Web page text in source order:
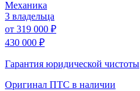
Механика
3 владельца
от 319 000 ₽
430 000 ₽
Гарантия юридической чистоты
Оригинал ПТС в наличии